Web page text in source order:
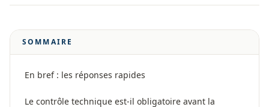
SOMMAIRE
En bref : les réponses rapides
Le contrôle technique est-il obligatoire avant la